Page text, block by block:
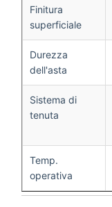
Finitura
superficiale
Durezza
dell'asta
Sistema di
tenuta
Temp.
operativa